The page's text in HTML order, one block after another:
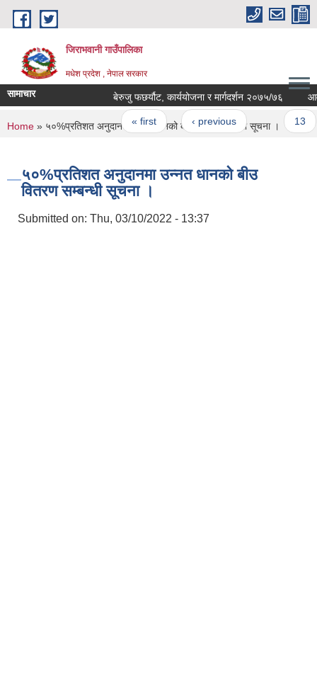
Skip to main content
जिराभवानी गाउँपालिका
मधेश प्रदेश , नेपाल सरकार
सामाचार बेरुजु फछर्यौट, कार्ययोजना र मार्गदर्शन २०७५/७६
Pages
« first ‹ previous …
You are here
Home » ५०%प्रतिशत अनुदानमा उन्नत धानको बीउ वितरण सम्बन्धी सूचना ।
५०%प्रतिशत अनुदानमा उन्नत धानको बीउ
वितरण सम्बन्धी सूचना ।
Submitted on: Thu, 03/10/2022 - 13:37